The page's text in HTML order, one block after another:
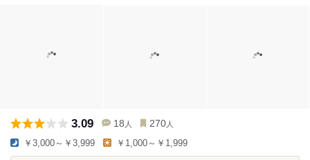
3.09 18 人 270 人
￥3,000～￥3,999 ￥1,000～￥1,999